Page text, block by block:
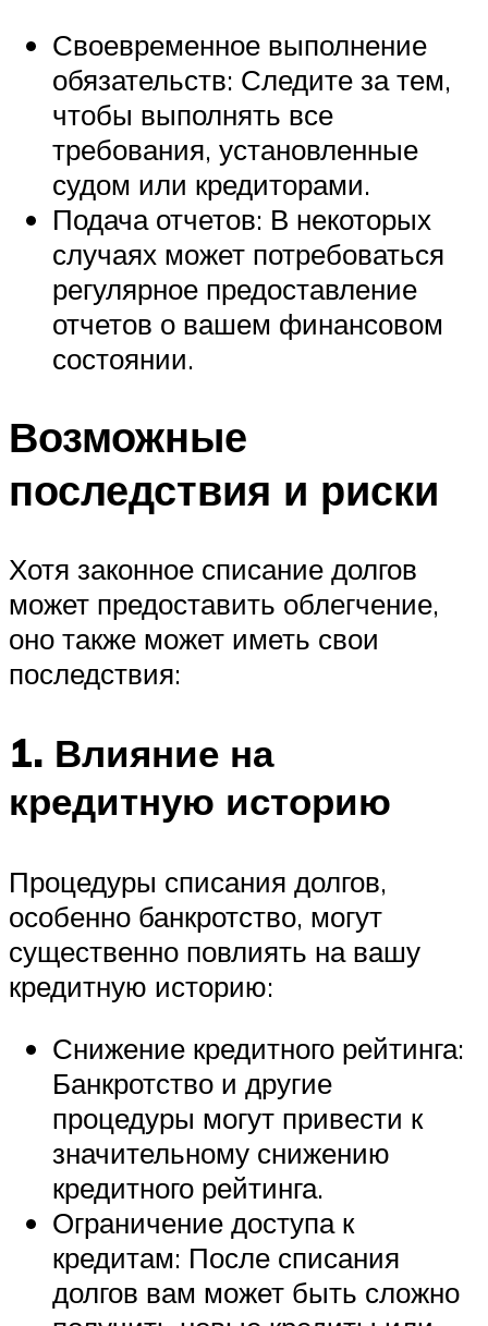
Своевременное выполнение
обязательств: Следите за тем,
чтобы выполнять все
требования, установленные
судом или кредиторами.
Подача отчетов: В некоторых
случаях может потребоваться
регулярное предоставление
отчетов о вашем финансовом
состоянии.
Возможные
последствия и риски
Хотя законное списание долгов
может предоставить облегчение,
оно также может иметь свои
последствия:
1. Влияние на
кредитную историю
Процедуры списания долгов,
особенно банкротство, могут
существенно повлиять на вашу
кредитную историю:
Снижение кредитного рейтинга:
Банкротство и другие
процедуры могут привести к
значительному снижению
кредитного рейтинга.
Ограничение доступа к
кредитам: После списания
долгов вам может быть сложно